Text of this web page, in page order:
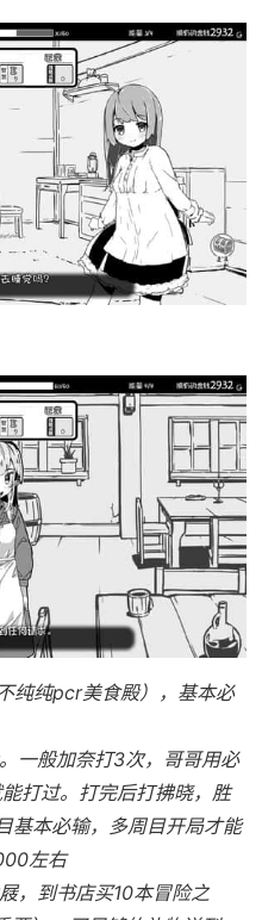
纯纯pcr美食殿），基本必
一般加奈打3次，哥哥用必
打过。打完后打拂晓，胜
基本必输，多周目开局才能
左右
，到书店买10本冒险之